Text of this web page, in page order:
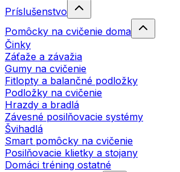
Príslušenstvo
Pomôcky na cvičenie doma
Činky
Záťaže a závažia
Gumy na cvičenie
Fitlopty a balančné podložky
Podložky na cvičenie
Hrazdy a bradlá
Závesné posilňovacie systémy
Švihadlá
Smart pomôcky na cvičenie
Posilňovacie klietky a stojany
Domáci tréning ostatné